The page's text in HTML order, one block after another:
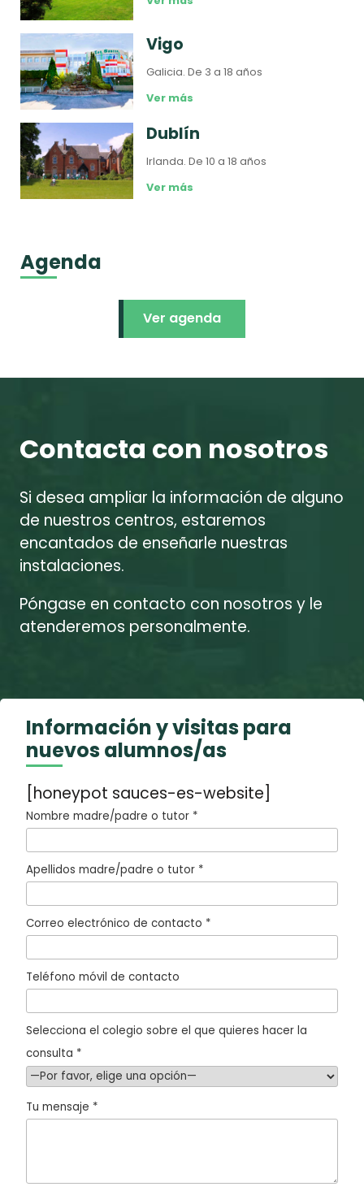
Vigo
Galicia.De 3 a 18 años
Ver más
Dublín
Irlanda.De 10 a 18 años
Ver más
Agenda
Ver agenda
Contacta con nosotros
Si desea ampliar la información de alguno
de nuestros centros, estaremos
encantados de enseñarle nuestras
instalaciones.
Póngase en contacto con nosotros y le
atenderemos personalmente.
Información y visitas para
nuevos alumnos/as
[honeypot sauces-es-website]
Nombre madre/padre o tutor *
Apellidos madre/padre o tutor *
Correo electrónico de contacto *
Teléfono móvil de contacto
Selecciona el colegio sobre el que quieres hacer la
consulta *
Tu mensaje *